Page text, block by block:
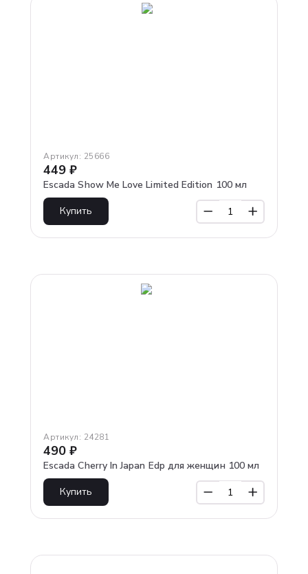
Артикул: 25666
449 ₽
Escada Show Me Love Limited Edition 100 мл
Купить
Артикул: 24281
490 ₽
Escada Cherry In Japan Edp для женщин 100 мл
Купить